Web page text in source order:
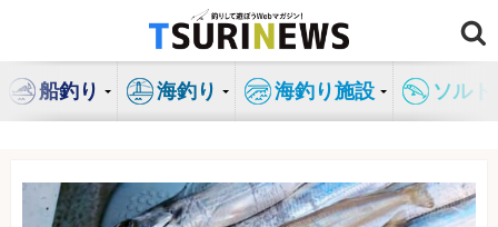
ン
船釣り 海釣り 海釣り施設 ソル